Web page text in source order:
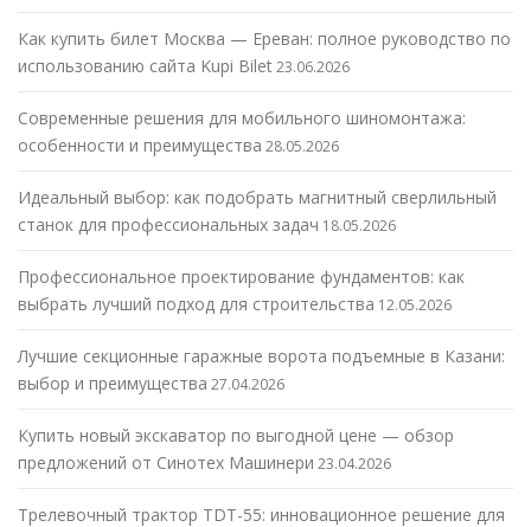
Как купить билет Москва — Ереван: полное руководство по
использованию сайта Kupi Bilet23.06.2026
Современные решения для мобильного шиномонтажа:
особенности и преимущества 28.05.2026
Идеальный выбор: как подобрать магнитный сверлильный
станок для профессиональных задач 18.05.2026
Профессиональное проектирование фундаментов: как
выбрать лучший подход для строительства 12.05.2026
Лучшие секционные гаражные ворота подъемные в Казани:
выбор и преимущества 27.04.2026
Купить новый экскаватор по выгодной цене — обзор
предложений от Синотех Машинери 23.04.2026
Трелевочный трактор TDT-55: инновационное решение для